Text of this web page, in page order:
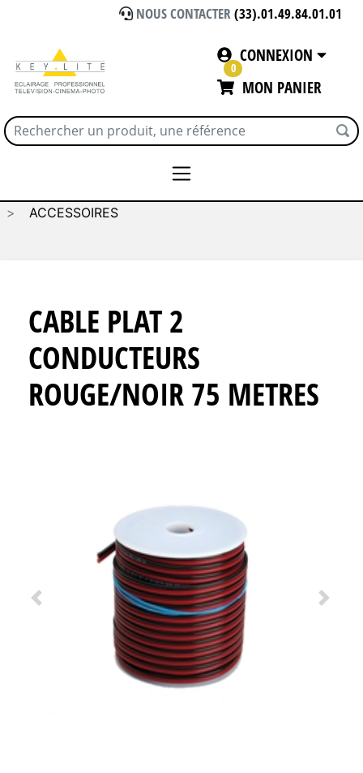
NOUS CONTACTER(33).01.49.84.01.01
CONNEXION
0
MON PANIER
ACCESSOIRES
CABLE PLAT 2
CONDUCTEURS
ROUGE/NOIR 75 METRES
Previous Next